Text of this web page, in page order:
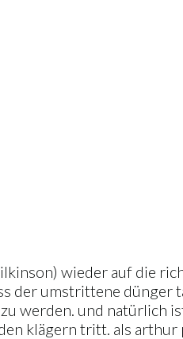
wieder auf die
der umstrittene dünger
werden. und natürlich
klägern tritt. als